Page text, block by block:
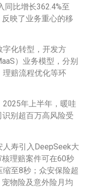
同比增长362.4%至
映了业务重心的移
字化转型，开发方
）业务模型，分别
理赔流程优化等环
年上半年，暖哇
别超百万高风险受
寿引入DeepSeek大
理赔案件可在60秒
至8秒；众安保险超
物险及意外险月均